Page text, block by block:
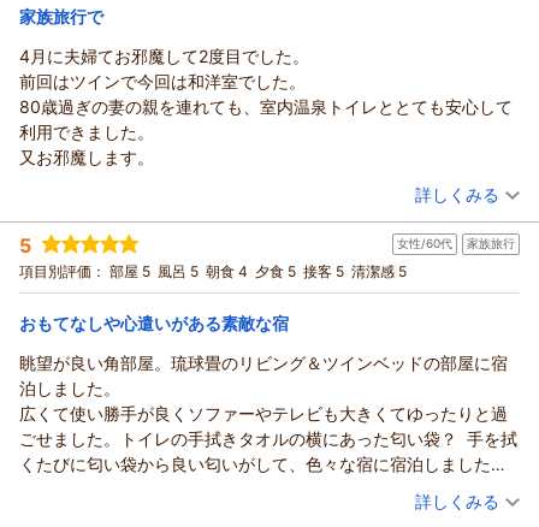
親切で、困ったことがあれば何でも相談できるみなさんだなと感
じました。誕生日プレゼントとしてサプライズもしていただき、
記念写真も撮っていただきました。子供たちの嬉しそうな表情が
とても印象的で、素敵な思い出になりました。駐車場も旅館から
近く、停めやすかったです。今回の旅行では雨で石階段などを観
光することができませんでしたが、また、伊香保温泉に行く際に
こちらの宿で迎えられたこと本当に良かったです。ありがとうご
ざいました。
ケアをしてくださり、安心して朝食を食べることができまし
料理もとてもおいしかったです。」とのお言葉
とても嬉しく存じます。
キッズルームや貸し切り風呂もご利用頂き
「75分とゆっくり時間があったので、子どもたちと
一緒にゆっくり楽しみながら温泉に入ることができました。
大浴場もお喜び頂け「とても気持ちよかったです。
さらに、大浴場にベビーベッドや赤ちゃん用の椅子や
ベビーバスがあったので、次に宿泊するときは、
子どもと一緒に大浴場に入りたいと思いました。」
とのコメント、有り難いです。
接客もお褒め頂き「子供たちの嬉しそうな表情が
とても印象的で、素敵な思い出になりました。
駐車場も旅館から近く、停めやすかったです。
今回の旅行では雨で石階段などを観光することが
できませんでしたが、また、伊香保温泉に行く際には、
利用させて頂きたいと思っています。2歳の誕生日という日
をこちらの宿で迎えられたこと本当に良かったです。」
尾瀬散策の疲れを癒やすのにぴったりの、やさしさと温かさを感
じられる宿でした。また伊香保を訪れる際には宿泊したいと思い
ます。
宿泊価格帯：
【ホテル松本楼】やさしさとふれあいの温泉宿からの返信
まーぼー 様
先日は伊香保温泉の数ある旅館の中より
ホテル松本楼をお選び頂きまして
誠にありがとうございました。
「たくさん歩いて疲れていましたが、気持ちの良い温泉と
落ち着いたお部屋で、ゆっくりと身体を休めることができまし
た。」
との事、何よりでございます。
料理長が厳選した四季折々の旬の食材を用いた
も
お喜び頂け「 夕食・朝食ともに品数が豊富で、どのお料理も
美味しくいただきました。」とのお言葉、とても嬉しく存じま
す。
朝6:00からのなめこ汁もご賞味下さり「温かくてとても美味し
家族旅行で
4月に夫婦てお邪魔して2度目でした。
前回はツインで今回は和洋室でした。
80歳過ぎの妻の親を連れても、室内温泉トイレととても安心して
利用できました。
又お邪魔します。
（投稿日：2026/07/24）
宿泊時期： 2026年06月宿泊 (家族旅行)
投稿者： ケンさん
宿泊プラン： ■スタンダード会席■群馬の食材盛りだくさん♪『地産地消の旬
の恵み』 心と身体を整えるリトリート時間
和洋室 朝・夕
宿泊価格帯： 30,001円以上(大人一人あたり/税込)
【ホテル松本楼】やさしさとふれあいの温泉宿からの返信
ケン 様
先日も伊香保温泉のホテル松本楼を
ご利用頂きまして誠に有り難うございました。
当館のテーマは、やさしさとふれあい、
詳しくみる
5 女性/60代 家族旅行
項目別評価： 部屋 5 風呂 5 朝食 4 夕食 5 接客 5 清潔感 5
おもてなしや心遣いがある素敵な宿
眺望が良い角部屋。琉球畳のリビング＆ツインベッドの部屋に宿
泊しました。
広くて使い勝手が良くソファーやテレビも大きくてゆったりと過
ごせました。トイレの手拭きタオルの横にあった匂い袋？ 手を拭
くたびに匂い袋から良い匂いがして、色々な宿に宿泊しましたが
客室プレートの下の文章が夕食後に『ごゆっくりおやすみなさい
（投稿日：2026/07/24）
詳しくみる